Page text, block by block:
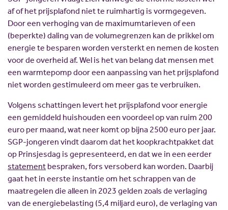
af of het prijsplafond niet te ruimhartig is vormgegeven.
Door een verhoging van de maximumtarieven of een
(beperkte) daling van de volumegrenzen kan de prikkel om
energie te besparen worden versterkt en nemen de kosten
voor de overheid af. Wel is het van belang dat mensen met
een warmtepomp door een aanpassing van het prijsplafond
niet worden gestimuleerd om meer gas te verbruiken.
Volgens schattingen levert het prijsplafond voor energie
een gemiddeld huishouden een voordeel op van ruim 200
euro per maand, wat neer komt op bijna 2500 euro per jaar.
SGP-jongeren vindt daarom dat het koopkrachtpakket dat
op Prinsjesdag is gepresenteerd, en dat we in een eerder
statement bespraken, fors versoberd kan worden. Daarbij
gaat het in eerste instantie om het schrappen van de
maatregelen die alleen in 2023 gelden zoals de verlaging
van de energiebelasting (5,4 miljard euro), de verlaging van